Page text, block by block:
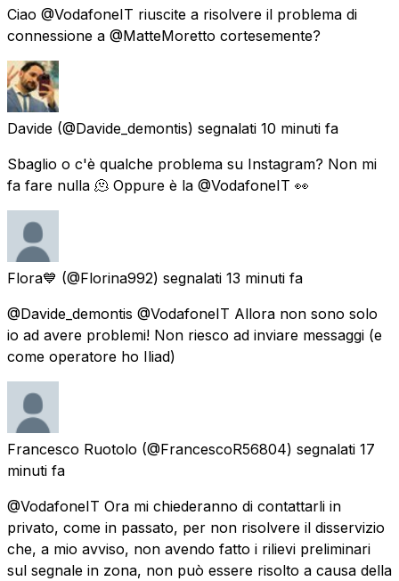
Ciao @VodafoneIT riuscite a risolvere il problema di
connessione a @MatteMoretto cortesemente?
Davide (@Davide_demontis) segnalati 10 minuti fa
Sbaglio o c'è qualche problema su Instagram? Non mi
fa fare nulla 🫠 Oppure è la @VodafoneIT 👀
Flora💙 (@Florina992) segnalati 13 minuti fa
@Davide_demontis @VodafoneIT Allora non sono solo
io ad avere problemi! Non riesco ad inviare messaggi (e
come operatore ho Iliad)
Francesco Ruotolo (@FrancescoR56804) segnalati 17
minuti fa
@VodafoneIT Ora mi chiederanno di contattarli in
privato, come in passato, per non risolvere il disservizio
che, a mio avviso, non avendo fatto i rilievi preliminari
sul segnale in zona, non può essere risolto a causa della